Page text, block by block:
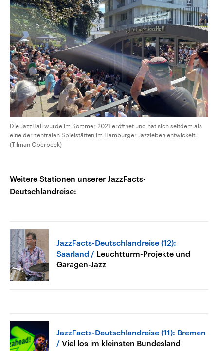
Die JazzHall wurde im Sommer 2021 eröffnet und hat sich seitdem als
eine der zentralen Spielstätten im Hamburger Jazzleben entwickelt.
(Tilman Oberbeck)
Weitere Stationen unserer JazzFacts-
Deutschlandreise:
JazzFacts-Deutschlandreise (12):
Saarland
Leuchtturm-Projekte und
Garagen-Jazz
JazzFacts-Deutschlandreise (11): Bremen
Viel los im kleinsten Bundesland